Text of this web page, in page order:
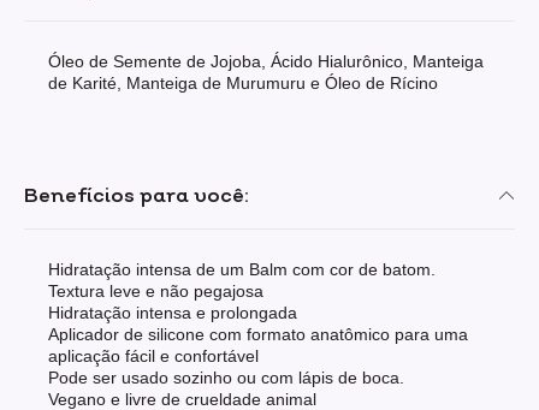
Benefícios para você:
Hidratação intensa de um Balm com cor de batom.
Textura leve e não pegajosa
Hidratação intensa e prolongada
Aplicador de silicone com formato anatômico para uma
aplicação fácil e confortável
Pode ser usado sozinho ou com lápis de boca.
Vegano e livre de crueldade animal
Óleo de Semente de Jojoba, Ácido Hialurônico, Manteiga
de Karité, Manteiga de Murumuru e Óleo de Rícino